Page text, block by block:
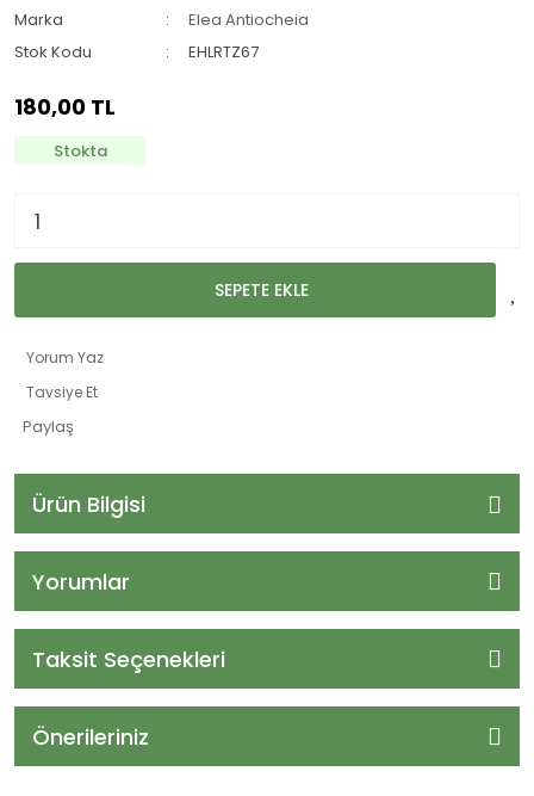
Marka
Elea Antiocheia
Stok Kodu
EHLRTZ67
180,00 TL
Stokta
SEPETE EKLE
Yorum Yaz
Tavsiye Et
Paylaş
Ürün Bilgisi
Yorumlar
Taksit Seçenekleri
Önerileriniz